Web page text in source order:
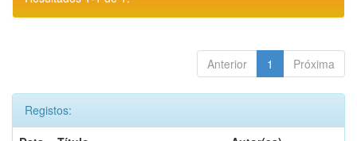
Anterior 1 Próxima
Registos: